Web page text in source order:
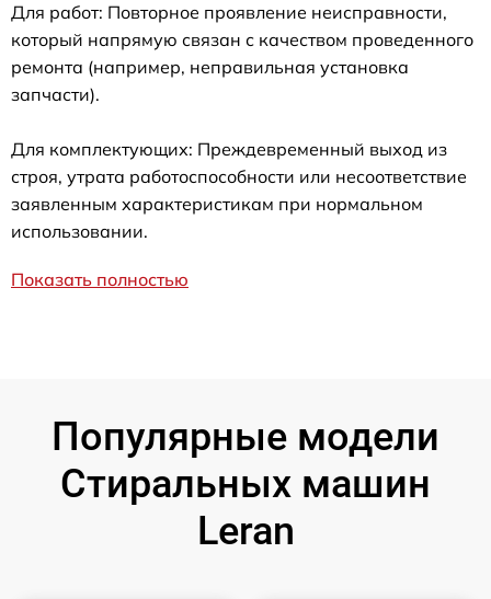
Для работ: Повторное проявление неисправности,
который напрямую связан с качеством проведенного
ремонта (например, неправильная установка
запчасти).
Для комплектующих: Преждевременный выход из
строя, утрата работоспособности или несоответствие
заявленным характеристикам при нормальном
использовании.
Показать полностью
Популярные модели
Стиральных машин
Leran